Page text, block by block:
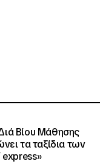
Βίου Μάθησης
τα ταξίδια των